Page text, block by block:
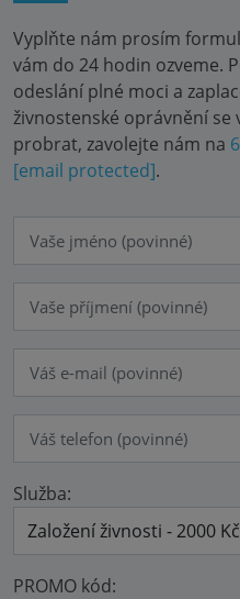
Vyplňte nám prosím
vám do 24 hodin ozveme.
odeslání plné moci a
živnostenské oprávnění se
probrat, zavolejte nám na
[email protected].
Služba:
PROMO kód: